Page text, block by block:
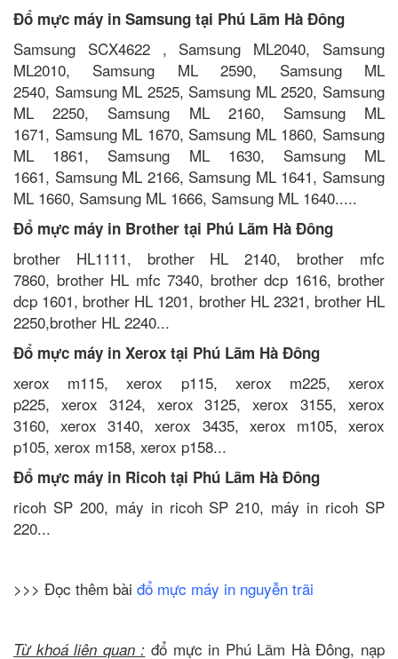
Đổ mực máy in Samsung tại Phú Lãm Hà Đông
Samsung SCX4622 , Samsung ML2040, Samsung
ML2010, Samsung ML 2590, Samsung ML
2540, Samsung ML 2525, Samsung ML 2520, Samsung
ML 2250, Samsung ML 2160, Samsung ML
1671, Samsung ML 1670, Samsung ML 1860, Samsung
ML 1861, Samsung ML 1630, Samsung ML
1661, Samsung ML 2166, Samsung ML 1641, Samsung
ML 1660, Samsung ML 1666, Samsung ML 1640.....
Đổ mực máy in Brother tại Phú Lãm Hà Đông
brother HL1111, brother HL 2140, brother mfc
7860, brother HL mfc 7340, brother dcp 1616, brother
dcp 1601, brother HL 1201, brother HL 2321, brother HL
2250,brother HL 2240...
Đổ mực máy in Xerox tại Phú Lãm Hà Đông
xerox m115, xerox p115, xerox m225, xerox
p225, xerox 3124, xerox 3125, xerox 3155, xerox
3160, xerox 3140, xerox 3435, xerox m105, xerox
p105, xerox m158, xerox p158...
Đổ mực máy in Ricoh tại Phú Lãm Hà Đông
ricoh SP 200, máy in ricoh SP 210, máy in ricoh SP
220...
>>> Đọc thêm bài đổ mực máy in nguyễn trãi
Từ khoá liên quan : đổ mực in Phú Lãm Hà Đông, nạp